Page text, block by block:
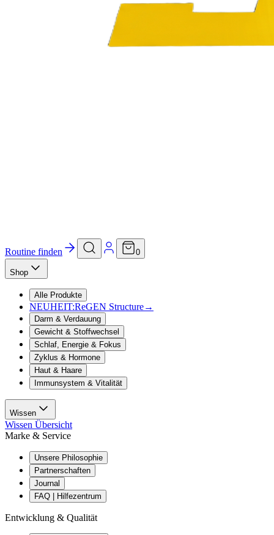
Routine finden 0
Shop
Alle Produkte
NEUHEIT:ReGEN Structure→
Darm & Verdauung
Gewicht & Stoffwechsel
Schlaf, Energie & Fokus
Zyklus & Hormone
Haut & Haare
Immunsystem & Vitalität
Wissen
Wissen Übersicht
Marke & Service
Unsere Philosophie
Partnerschaften
Journal
FAQ | Hilfezentrum
Entwicklung & Qualität